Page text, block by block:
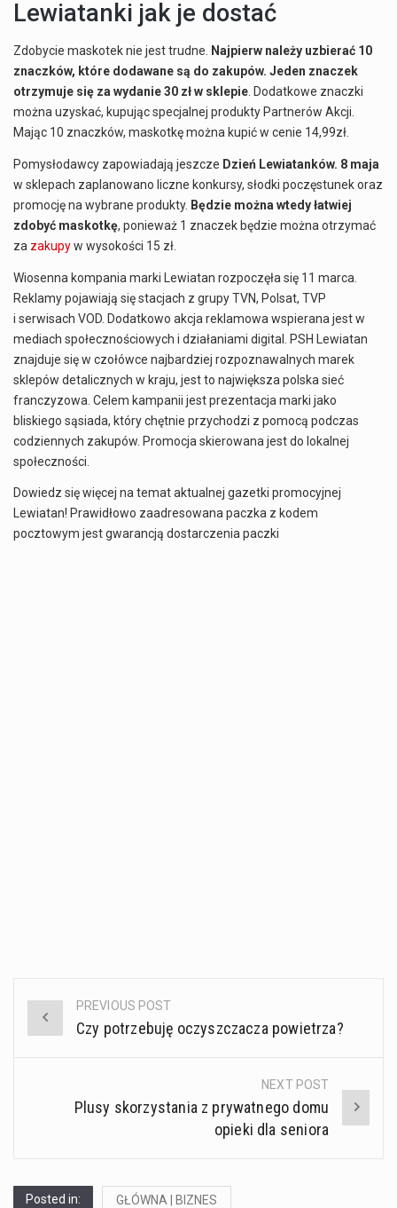
Lewiatanki jak je dostać
Zdobycie maskotek nie jest trudne. Najpierw należy uzbierać 10
znaczków, które dodawane są do zakupów. Jeden znaczek
otrzymuje się za wydanie 30 zł w sklepie. Dodatkowe znaczki
można uzyskać, kupując specjalnej produkty Partnerów Akcji.
Mając 10 znaczków, maskotkę można kupić w cenie 14,99zł.
Pomysłodawcy zapowiadają jeszcze Dzień Lewiatanków. 8 maja
w sklepach zaplanowano liczne konkursy, słodki poczęstunek oraz
promocję na wybrane produkty. Będzie można wtedy łatwiej
zdobyć maskotkę, ponieważ 1 znaczek będzie można otrzymać
za zakupyw wysokości 15 zł.
Wiosenna kompania marki Lewiatan rozpoczęła się 11 marca.
Reklamy pojawiają się stacjach z grupy TVN, Polsat, TVP
i serwisach VOD. Dodatkowo akcja reklamowa wspierana jest w
mediach społecznościowych i działaniami digital. PSH Lewiatan
znajduje się w czołówce najbardziej rozpoznawalnych marek
sklepów detalicznych w kraju, jest to największa polska sieć
franczyzowa. Celem kampanii jest prezentacja marki jako
bliskiego sąsiada, który chętnie przychodzi z pomocą podczas
codziennych zakupów. Promocja skierowana jest do lokalnej
społeczności.
Dowiedz się więcej na temat aktualnej gazetki promocyjnej
Lewiatan! Prawidłowo zaadresowana paczka z kodem
pocztowym jest gwarancją dostarczenia paczki
Post
navigation
PREVIOUS POST
Czy potrzebuję oczyszczacza powietrza?
NEXT POST
Plusy skorzystania z prywatnego domu
opieki dla seniora
Posted in: GŁÓWNA | BIZNES